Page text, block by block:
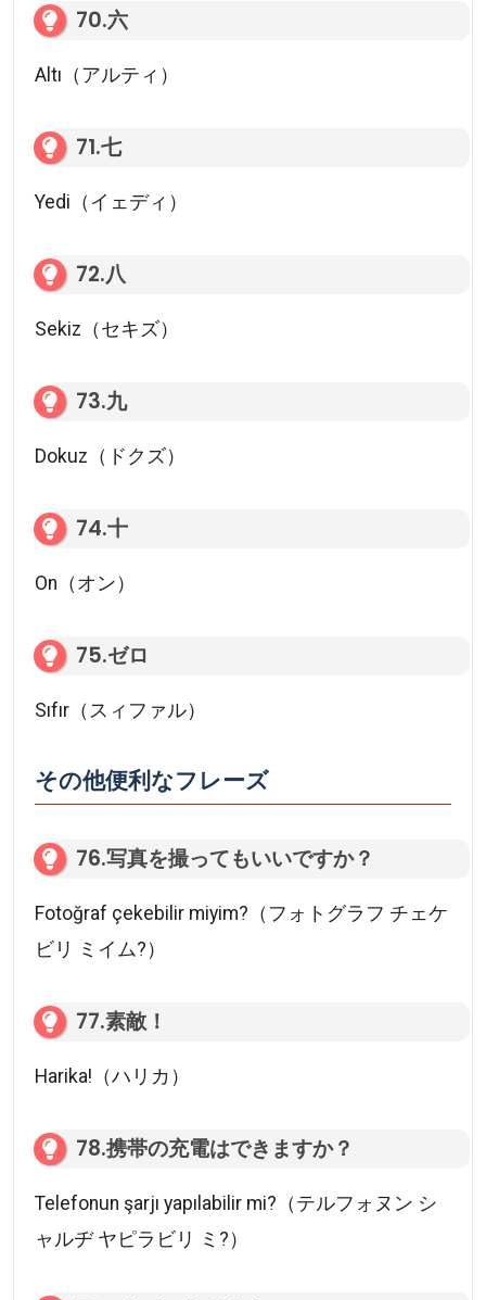
70.六
Altı（アルティ）
71.七
Yedi（イェディ）
72.八
Sekiz（セキズ）
73.九
Dokuz（ドクズ）
74.十
On（オン）
75.ゼロ
Sıfır（スィファル）
その他便利なフレーズ
76.写真を撮ってもいいですか？
Fotoğraf çekebilir miyim?（フォトグラフ チェケ
ビリ ミイム?）
77.素敵！
Harika!（ハリカ）
78.携帯の充電はできますか？
Telefonun şarjı yapılabilir mi?（テルフォヌン シ
ャルヂ ヤピラビリ ミ?）